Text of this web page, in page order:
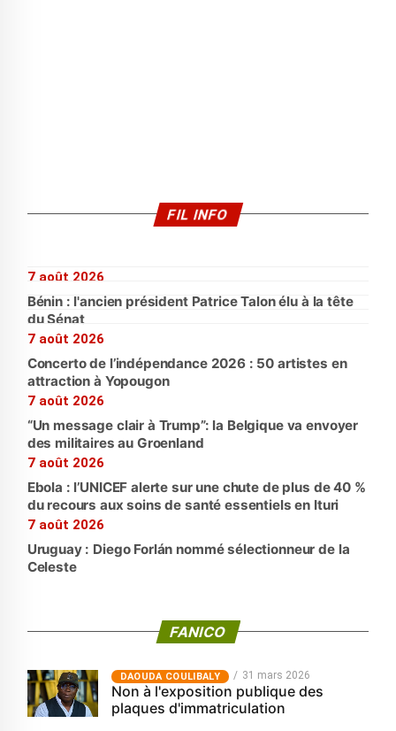
FIL INFO
7 août 2026
Bénin : l'ancien président Patrice Talon élu à la tête
du Sénat
7 août 2026
Concerto de l’indépendance 2026 : 50 artistes en
attraction à Yopougon
7 août 2026
“Un message clair à Trump”: la Belgique va envoyer
des militaires au Groenland
7 août 2026
Ebola : l’UNICEF alerte sur une chute de plus de 40 %
du recours aux soins de santé essentiels en Ituri
7 août 2026
Uruguay : Diego Forlán nommé sélectionneur de la
Celeste
FANICO
‎DAOUDA COULIBALY 31 mars 2026
Non à l'exposition publique des
plaques d'immatriculation